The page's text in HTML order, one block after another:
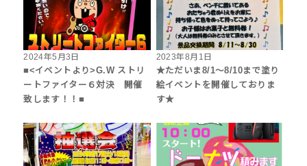
2024年5月3日
■<イベントより>G.W ストリ
ートファイター６対決 開催
致します！！■
2023年8月1日
★ただいま8/1～8/10まで塗り
絵イベントを開催しておりま
す★